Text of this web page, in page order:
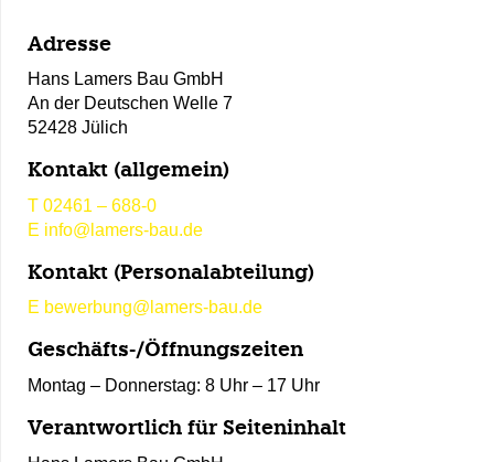
Adresse
Hans Lamers Bau GmbH
An der Deutschen Welle 7
52428 Jülich
Kontakt (allgemein)
T 02461 – 688-0
E info@lamers-bau.de
Kontakt (Personalabteilung)
E bewerbung@lamers-bau.de
Geschäfts-/Öffnungszeiten
Montag – Donnerstag: 8 Uhr – 17 Uhr
Verantwortlich für Seiteninhalt